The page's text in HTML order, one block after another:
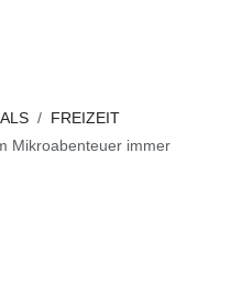
FREIZEIT
Mikroabenteuer immer